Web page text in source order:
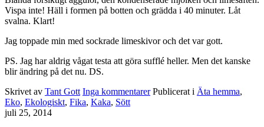
Vispa inte! Häll i formen på botten och grädda i 40 minuter. Låt
svalna. Klart!
Jag toppade min med sockrade limeskivor och det var gott.
PS. Jag har aldrig vågat testa att göra sufflé heller. Men det kanske
blir ändring på det nu. DS.
Skrivet av Tant Gott Inga kommentarer Publicerat i Äta hemma,
Eko, Ekologiskt, Fika, Kaka, Sött
juli 25, 2014